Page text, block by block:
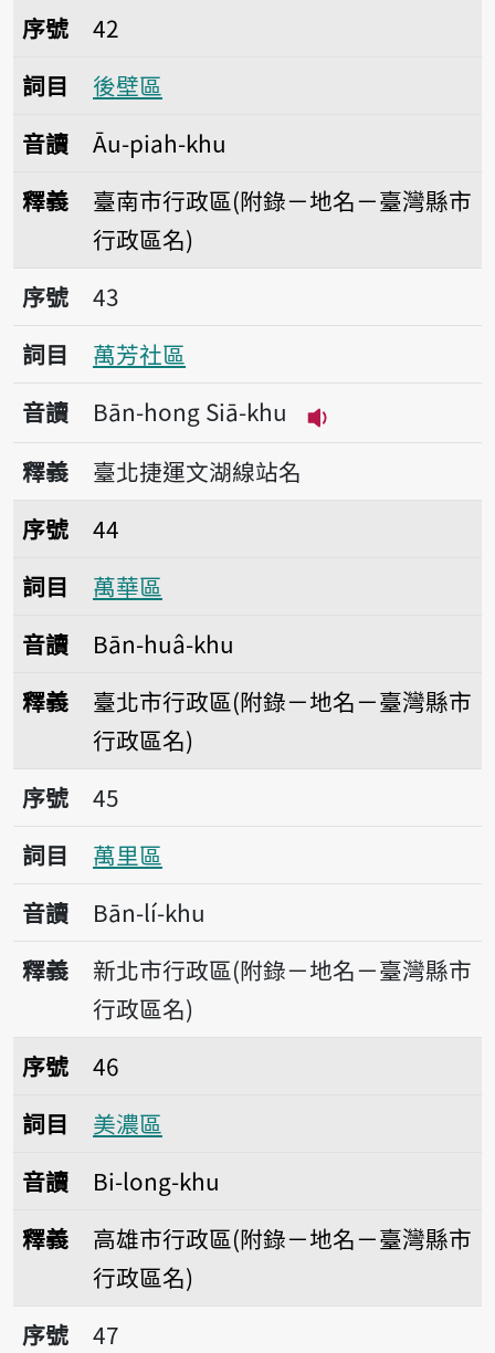
序號42後壁區
序號
42
詞目
後壁區
音讀
Āu-piah-khu
釋義
臺南市行政區(附錄－地名－臺灣縣市
行政區名)
序號43萬芳社區
序號
43
詞目
萬芳社區
音讀
Bān-hong Siā-khu
播放音讀Bān-
釋義
臺北捷運文湖線站名
序號44萬華區
序號
44
詞目
萬華區
音讀
Bān-huâ-khu
釋義
臺北市行政區(附錄－地名－臺灣縣市
行政區名)
序號45萬里區
序號
45
詞目
萬里區
音讀
Bān-lí-khu
釋義
新北市行政區(附錄－地名－臺灣縣市
行政區名)
序號46美濃區
序號
46
詞目
美濃區
音讀
Bi-long-khu
釋義
高雄市行政區(附錄－地名－臺灣縣市
行政區名)
序號47茂林區
序號 47